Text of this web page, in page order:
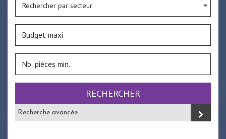
Rechercher par secteur
RECHERCHER
Recherche avancée